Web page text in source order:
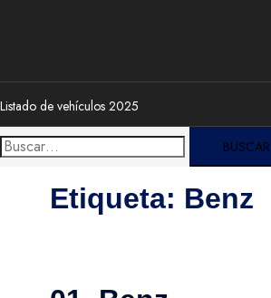
Listado de vehículos 2025
Buscar:
Etiqueta: Benz